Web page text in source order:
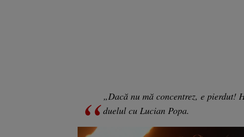
„Dacă nu mă concentrez, e pierdut!
duelul cu Lucian Popa.